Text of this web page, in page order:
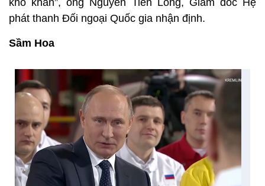
khô khan”, ông Nguyễn Tiến Long, Giám đốc Hệ
phát thanh Đối ngoại Quốc gia nhận định.
Sầm Hoa